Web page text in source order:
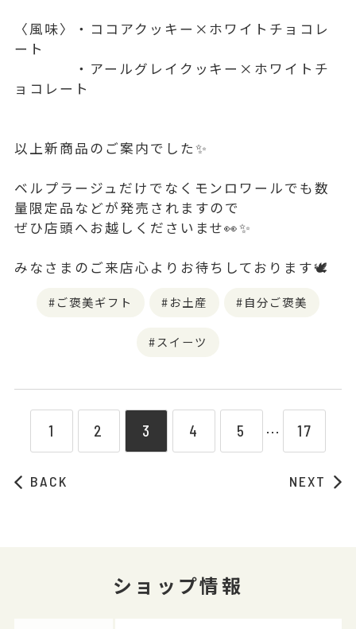
〈風味〉・ココアクッキー×ホワイトチョコレ
ート
・アールグレイクッキー×ホワイトチ
ョコレート
以上新商品のご案内でした✨
ベルプラージュだけでなくモンロワールでも数
量限定品などが発売されますので
ぜひ店頭へお越しくださいませ👀✨
みなさまのご来店心よりお待ちしております🕊
ご褒美ギフト お土産 自分ご褒美
スイーツ
BACK
1 2 3 4 5 ⋯ 17
NEXT
ショップ情報